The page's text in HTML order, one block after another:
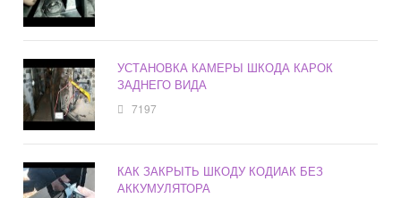
УСТАНОВКА КАМЕРЫ ШКОДА КАРОК
ЗАДНЕГО ВИДА
7197
КАК ЗАКРЫТЬ ШКОДУ КОДИАК БЕЗ
АККУМУЛЯТОРА